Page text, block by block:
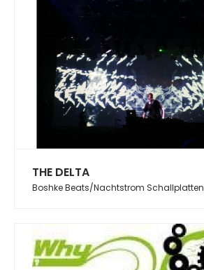
THE DELTA
Boshke Beats/Nachtstrom Schallplatten